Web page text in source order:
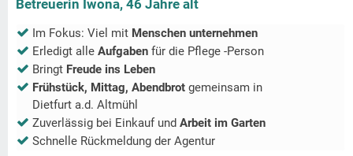
Betreuerin Iwona, 46 Jahre alt
Im Fokus: Viel mit Menschen unternehmen
Erledigt alle Aufgaben für die Pflege -Person
Bringt Freude ins Leben
Frühstück, Mittag, Abendbrot gemeinsam in
Dietfurt a.d. Altmühl
Zuverlässig bei Einkauf und Arbeit im Garten
Schnelle Rückmeldung der Agentur